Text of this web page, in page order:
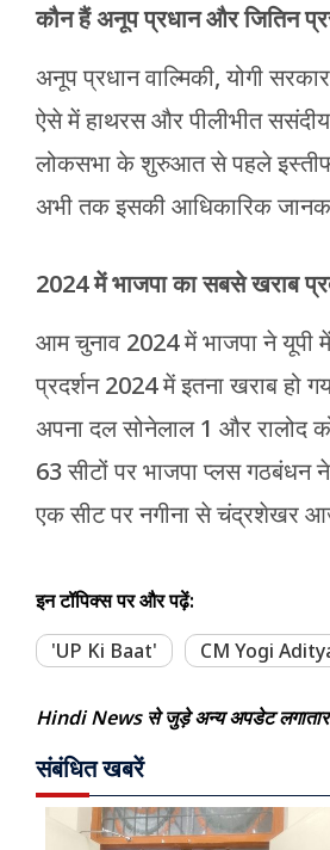
कौन हैं अनूप प्रधान और जितिन
अनूप प्रधान वाल्मिकी, योगी
ऐसे में हाथरस और पीलीभीत ससंदीय
लोकसभा के शुरुआत से पहले
अभी तक इसकी आधिकारिक
2024 में भाजपा का सबसे खराब
आम चुनाव 2024 में भाजपा ने यूपी
प्रदर्शन 2024 में इतना खराब हो
अपना दल सोनेलाल 1 और रालोद
63 सीटों पर भाजपा प्लस गठबंधन
एक सीट पर नगीना से चंद्रशेखर
इन टॉपिक्स पर और पढ़ें:
'UP Ki Baat'
CM Yogi
Hindi News से जुड़े अन्य अपडेट
संबंधित खबरें